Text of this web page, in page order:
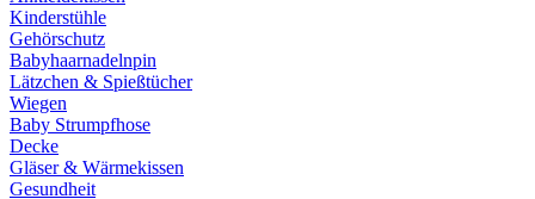
Kinderstühle
Gehörschutz
Babyhaarnadelnpin
Lätzchen & Spießtücher
Wiegen
Baby Strumpfhose
Decke
Gläser & Wärmekissen
Gesundheit